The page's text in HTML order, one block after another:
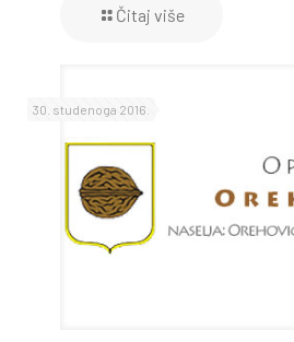
Čitaj više
30. studenoga 2016.